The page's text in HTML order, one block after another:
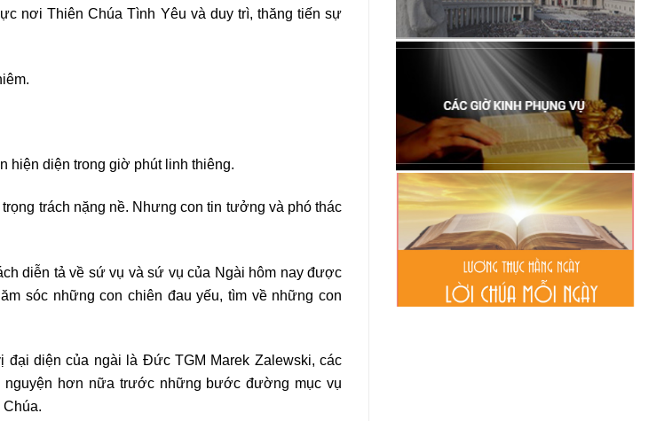
nơi Thiên Chúa Tình Yêu và duy trì, thăng tiến sự
hiện diện trong giờ phút linh thiêng.
trách nặng nề. Nhưng con tin tưởng và phó thác
diễn tả về sứ vụ và sứ vụ của Ngài hôm nay được
sóc những con chiên đau yếu, tìm về những con
diện của ngài là Đức TGM Marek Zalewski, các
hơn nữa trước những bước đường mục vụ